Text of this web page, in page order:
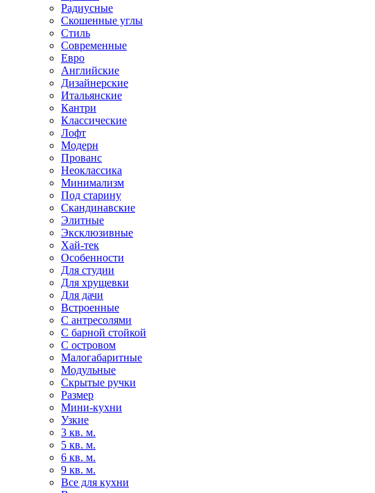
Радиусные
Скошенные углы
Стиль
Современные
Евро
Английские
Дизайнерские
Итальянские
Кантри
Классические
Лофт
Модерн
Прованс
Неоклассика
Минимализм
Под старину
Скандинавские
Элитные
Эксклюзивные
Хай-тек
Особенности
Для студии
Для хрущевки
Для дачи
Встроенные
С антресолями
С барной стойкой
С островом
Малогабаритные
Модульные
Скрытые ручки
Размер
Мини-кухни
Узкие
3 кв. м.
5 кв. м.
6 кв. м.
9 кв. м.
Все для кухни